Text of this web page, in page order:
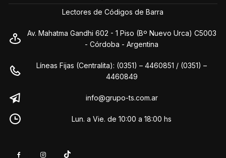
Lectores de Códigos de Barra
Av. Mahatma Gandhi 602 - 1 Piso (Bº Nuevo Urca) C5003
- Córdoba - Argentina
Líneas Fijas (Centralita): (0351) – 4460851 / (0351) –
4460849
info@grupo-ts.com.ar
Lun. a Vie. de 10:00 a 18:00 hs